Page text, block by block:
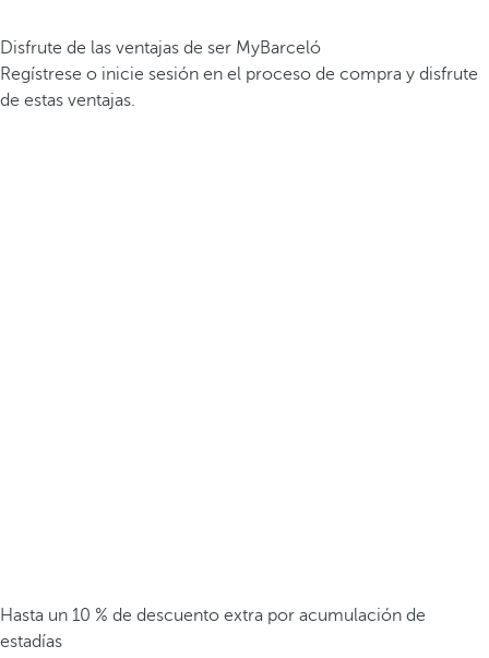
Disfrute de las ventajas de ser MyBarceló
Regístrese o inicie sesión en el proceso de compra y disfrute
de estas ventajas.
Hasta un 10 % de descuento extra por acumulación de
estadías